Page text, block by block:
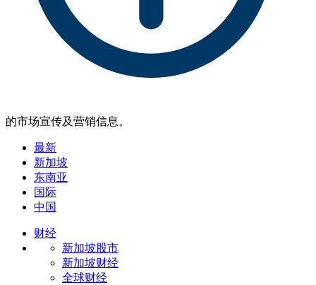
的市场宣传及营销信息。
最新
新加坡
东南亚
国际
中国
财经
新加坡股市
新加坡财经
全球财经